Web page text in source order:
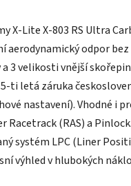
Lite X-803 RS Ultra
odpor
3 velikosti vnější
ti letá záruka
nastavení). Vhodné i
(RAS) a
systém LPC (Liner
výhled v hlubokých